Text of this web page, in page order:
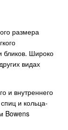
размера
бликов. Широко
видах
и внутреннего
и кольца-
Bowens